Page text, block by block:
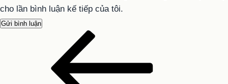
cho lần bình luận kế tiếp của tôi.